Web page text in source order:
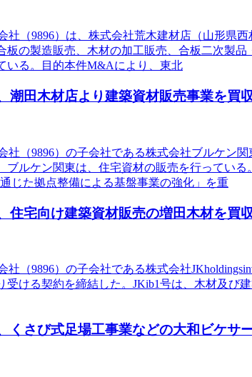
社（9896）は、株式会社荒木建材店（山形県
板の製造販売、木材の加工販売、合板二次製
いる。目的本件M&Aにより、東北
潮田木材店より建築資材販売事業を買収
社（9896）の子会社である株式会社ブルケン
ブルケン関東は、住宅資材の販売を行ってい
じた拠点整備による基盤事業の強化」を重
住宅向け建築資材販売の増田木材を買収
社（9896）の子会社である株式会社
受ける契約を締結した。JKib1号は、木材及び
くさび式足場工事業などの大和ビケサ